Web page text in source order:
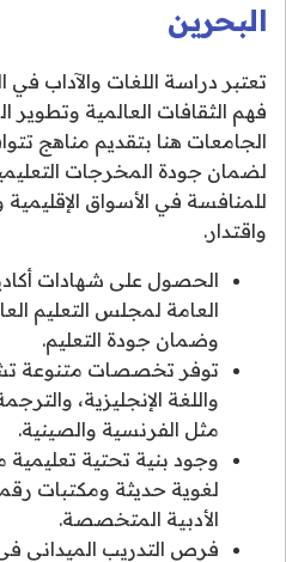
البحرين
تعتبر دراسة اللغات والآداب في
فهم الثقافات العالمية وتطوير
الجامعات هنا بتقديم مناهج
لضمان جودة المخرجات
للمنافسة في الأسواق الإقليمية
واقتدار.
الحصول على شهادات
العامة لمجلس التعليم
وضمان جودة التعليم.
توفر تخصصات متنوعة
واللغة الإنجليزية،
مثل الفرنسية والصينية.
وجود بنية تحتية
لغوية حديثة ومكتبات
الأدبية المتخصصة.
فرص التدريب الميداني